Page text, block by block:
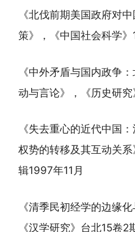
《北伐前期美国政府对
策》，《中国社会科学
《中外矛盾与国内政争
动与言论》，《历史研
《失去重心的近代中国
权势的转移及其互动关
辑1997年11月
《清季民初经学的边缘
《汉学研究》台北15卷2